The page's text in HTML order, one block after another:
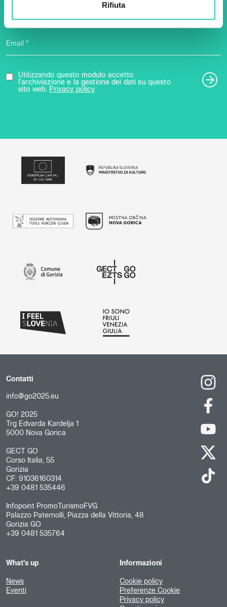
RifiutaCognome *
Email *
Utilizzando questo modulo accetto
l'archiviazione e la gestione dei dati su questo
sito web.
Privacy policy
Contatti
info@go2025.eu
GO! 2025
Trg Edvarda Kardelja 1
5000 Nova Gorica
GECT GO
Corso Italia, 55
Gorizia
CF: 91036160314
+39 0481 535446
Infopoint PromoTurismoFVG
Palazzo Paternolli, Piazza della Vittoria, 48
Gorizia GO
+39 0481 535764
What's up
News
Eventi
Informazioni
Cookie policy
Preferenze Cookie
Privacy policy